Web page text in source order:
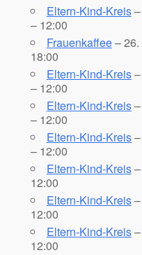
Eltern-Kind-Kreis–
– 12:00
Frauenkaffee– 26.
18:00
Eltern-Kind-Kreis–
– 12:00
Eltern-Kind-Kreis–
– 12:00
Eltern-Kind-Kreis–
– 12:00
Eltern-Kind-Kreis–
12:00
Eltern-Kind-Kreis–
12:00
Eltern-Kind-Kreis–
12:00